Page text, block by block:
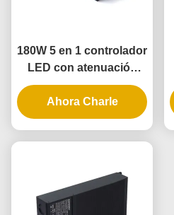
180W 5 en 1 controlador
LED con atenuación
IP65 para aplicaciones
de iluminación exterior
e interior
Ahora Charle